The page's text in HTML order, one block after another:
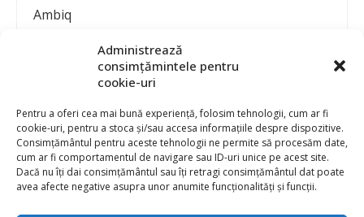
Administrează
consimțămintele pentru
cookie-uri
Pentru a oferi cea mai bună experiență, folosim tehnologii, cum ar fi
cookie-uri, pentru a stoca și/sau accesa informațiile despre dispozitive.
Consimțământul pentru aceste tehnologii ne permite să procesăm date,
cum ar fi comportamentul de navigare sau ID-uri unice pe acest site.
Dacă nu îți dai consimțământul sau îți retragi consimțământul dat poate
avea afecte negative asupra unor anumite funcționalități și funcții.
Ambiq
Analog Devices
Anritsu Corporation
Ansys
APS
Arduino
Arm
Asentics